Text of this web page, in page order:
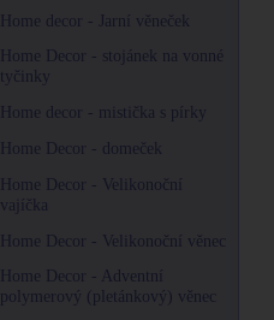
Home decor - Jarní věneček
Home Decor - stojánek na vonné
tyčinky
Home decor - mistička s pírky
Home Decor - domeček
Home Decor - Velikonoční
vajíčka
Home Decor - Velikonoční věnec
Home Decor - Adventní
polymerový (pletánkový) věnec